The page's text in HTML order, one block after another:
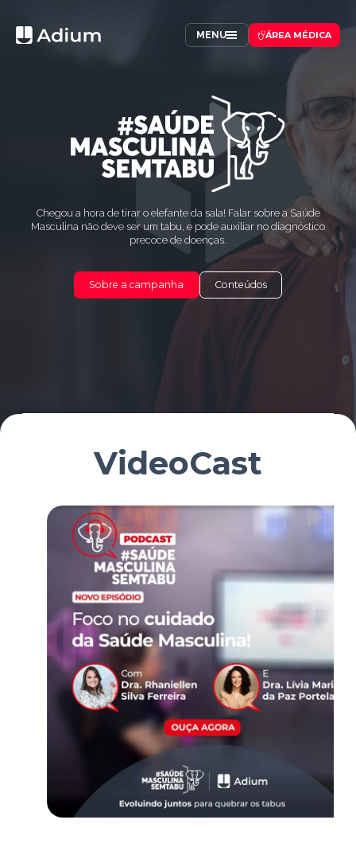
ÁREA MÉDICA
MENU
Chegou a hora de tirar o elefante da sala! Falar sobre a Saúde
Masculina não deve ser um tabu, e pode auxiliar no diagnóstico
precoce de doenças.
Sobre a campanha Conteúdos
VideoCast